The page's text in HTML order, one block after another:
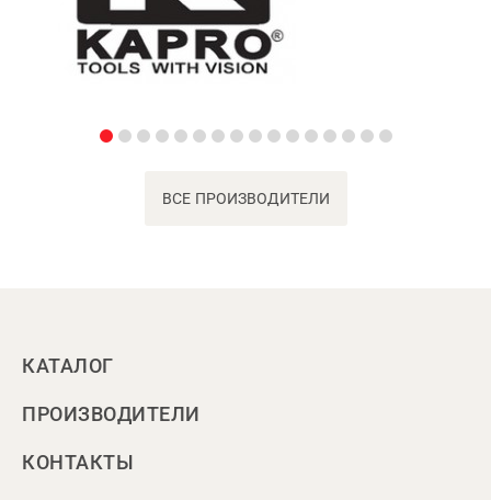
ВСЕ ПРОИЗВОДИТЕЛИ
КАТАЛОГ
ПРОИЗВОДИТЕЛИ
КОНТАКТЫ